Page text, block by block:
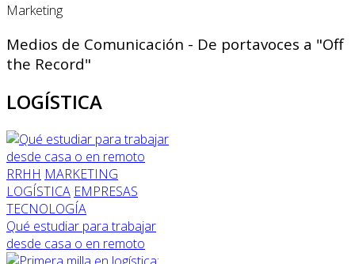
Marketing
Medios de Comunicación - De portavoces a "Off
the Record"
LOGÍSTICA
RRHH MARKETING
LOGÍSTICA EMPRESAS
TECNOLOGÍA
Qué estudiar para trabajar
desde casa o en remoto